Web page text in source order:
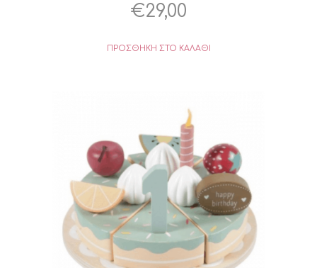
€29,00
ΠΡΟΣΘΉΚΗ ΣΤΟ ΚΑΛΆΘΙ